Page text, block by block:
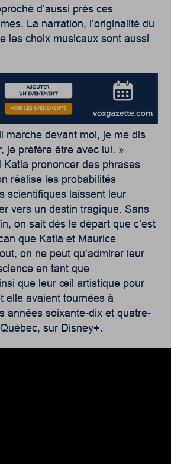
d’aussi près ces
La narration, l’originalité du
les choix musicaux sont aussi
marche devant moi, je me dis
je préfère être avec lui. »
Katia prononcer des phrases
réalise les probabilités
scientifiques laissent leur
vers un destin tragique. Sans
on sait dès le départ que c’est
que Katia et Maurice
on ne peut qu’admirer leur
en tant que
que leur œil artistique pour
elle avaient tournées à
années soixante-dix et quatre-
sur Disney+.